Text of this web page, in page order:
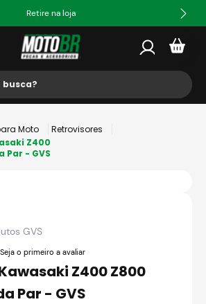
Retire na loja
Moto
Retrovisores
Z400
Par - GVS
GVS
Seja o primeiro a avaliar
Z400 Z800
Par - GVS